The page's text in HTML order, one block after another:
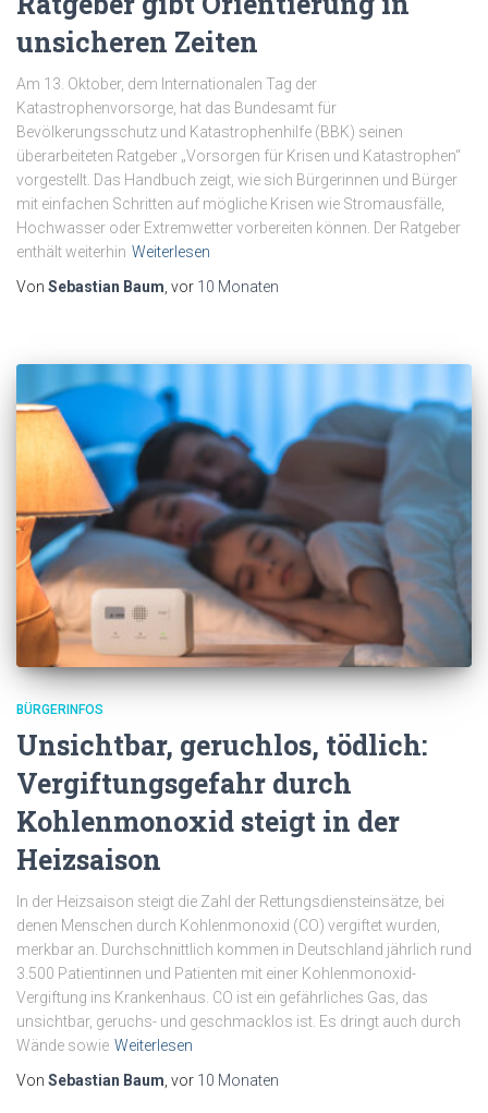
unsicheren Zeiten
Am 13. Oktober, dem Internationalen Tag der
Katastrophenvorsorge, hat das Bundesamt für
Bevölkerungsschutz und Katastrophenhilfe (BBK) seinen
überarbeiteten Ratgeber „Vorsorgen für Krisen und Katastrophen“
vorgestellt. Das Handbuch zeigt, wie sich Bürgerinnen und Bürger
mit einfachen Schritten auf mögliche Krisen wie Stromausfälle,
Hochwasser oder Extremwetter vorbereiten können. Der Ratgeber
enthält weiterhin Weiterlesen
Von Sebastian Baum , vor 10 Monaten
BÜRGERINFOS
Unsichtbar, geruchlos, tödlich:
Vergiftungsgefahr durch
Kohlenmonoxid steigt in der
Heizsaison
In der Heizsaison steigt die Zahl der Rettungsdiensteinsätze, bei
denen Menschen durch Kohlenmonoxid (CO) vergiftet wurden,
merkbar an. Durchschnittlich kommen in Deutschland jährlich rund
3.500 Patientinnen und Patienten mit einer Kohlenmonoxid-
Vergiftung ins Krankenhaus. CO ist ein gefährliches Gas, das
unsichtbar, geruchs- und geschmacklos ist. Es dringt auch durch
Wände sowie Weiterlesen
Von Sebastian Baum, vor 10 Monaten